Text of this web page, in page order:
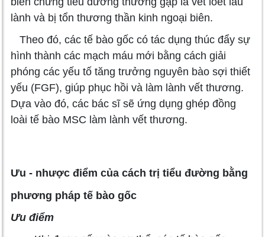
lành và bị tổn thương thần kinh ngoại biên.
Theo đó, các tế bào gốc có tác dụng thúc đẩy sự
hình thành các mạch máu mới bằng cách giải
phóng các yếu tố tăng trưởng nguyên bào sợi thiết
yếu (FGF), giúp phục hồi và làm lành vết thương.
Dựa vào đó, các bác sĩ sẽ ứng dụng ghép đồng
loài tế bào MSC làm lành vết thương.
Ưu - nhược điểm của cách trị tiểu đường bằng
phương pháp tế bào gốc
Ưu điểm